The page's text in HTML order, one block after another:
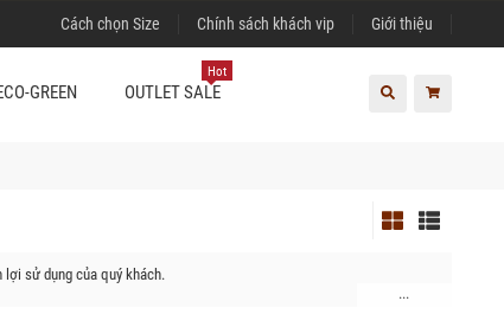
Cách chọn Size Chính sách khách vip Giới thiệu
GREEN OUTLET SALE
Hot
sử dụng của quý khách.
...